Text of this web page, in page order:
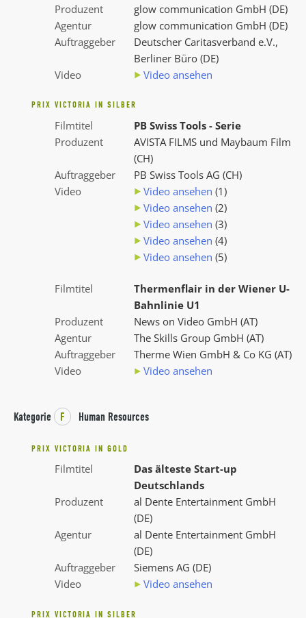
Produzent
glow communication GmbH (DE)
Agentur
glow communication GmbH (DE)
Auftraggeber
Deutscher Caritasverband e.V.,
Berliner Büro (DE)
Video
Video ansehen
PRIX VICTORIA IN SILBER
Filmtitel
PB Swiss Tools - Serie
Produzent
AVISTA FILMS und Maybaum Film
(CH)
Auftraggeber
PB Swiss Tools AG (CH)
Video
Video ansehen (1)
Video ansehen (2)
Video ansehen (3)
Video ansehen (4)
Video ansehen (5)
Filmtitel
Thermenflair in der Wiener U-
Bahnlinie U1
Produzent
News on Video GmbH (AT)
Agentur
The Skills Group GmbH (AT)
Auftraggeber
Therme Wien GmbH & Co KG (AT)
Video
Video ansehen
Kategorie F Human Resources
PRIX VICTORIA IN GOLD
Filmtitel
Das älteste Start-up
Deutschlands
Produzent
al Dente Entertainment GmbH
(DE)
Agentur
al Dente Entertainment GmbH
(DE)
Auftraggeber
Siemens AG (DE)
Video
Video ansehen
PRIX VICTORIA IN SILBER